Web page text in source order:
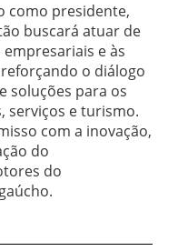
como presidente,
buscará atuar de
e às
o diálogo
soluções para os
serviços e turismo.
com a inovação,
do
do